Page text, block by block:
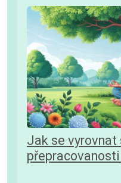
Jak se vyrovnat